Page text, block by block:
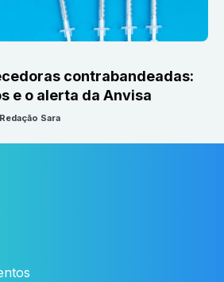
contrabandeadas:
e o alerta da Anvisa
Redação Sara